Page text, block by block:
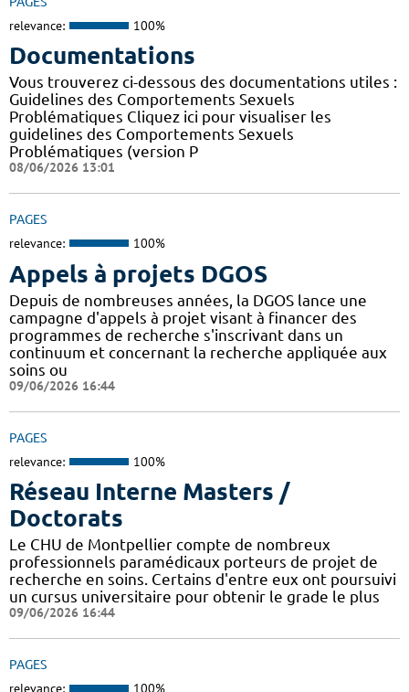
relevance: 100%
Documentations
Vous trouverez ci-dessous des documentations utiles :
Guidelines des Comportements Sexuels
Problématiques Cliquez ici pour visualiser les
guidelines des Comportements Sexuels
Problématiques (version P
08/06/2026 13:01
PAGES
relevance: 100%
Appels à projets DGOS
Depuis de nombreuses années, la DGOS lance une
campagne d'appels à projet visant à financer des
programmes de recherche s'inscrivant dans un
continuum et concernant la recherche appliquée aux
soins ou
09/06/2026 16:44
PAGES
relevance: 100%
Réseau Interne Masters /
Doctorats
Le CHU de Montpellier compte de nombreux
professionnels paramédicaux porteurs de projet de
recherche en soins. Certains d'entre eux ont poursuivi
un cursus universitaire pour obtenir le grade le plus
09/06/2026 16:44
PAGES
relevance: 100%